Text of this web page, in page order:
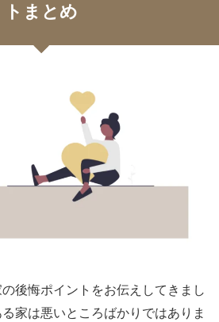
トまとめ
後悔ポイントをお伝えしてきまし
家は悪いところばかりではありま